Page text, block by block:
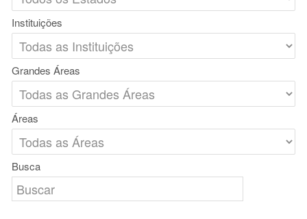
Instituições
Grandes Áreas
Áreas
Busca